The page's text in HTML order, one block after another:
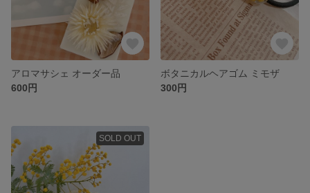
アロマサシェ オーダー品
600円
ボタニカルヘアゴム ミモザ
300円
SOLD OUT